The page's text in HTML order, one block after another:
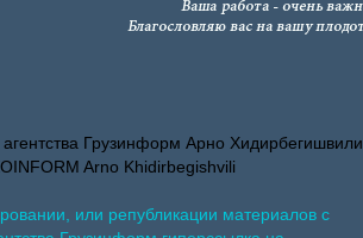
Грузинформ Арно Хидирбегишвили
Arno Khidirbegishvili
или републикации материалов с